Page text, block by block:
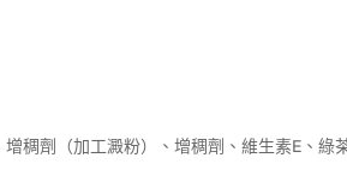
稠劑（加工澱粉）、增稠劑、維生素E、綠